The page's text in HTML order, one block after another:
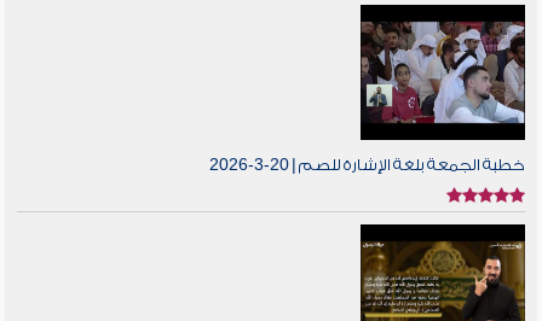
خطبة الجمعة بلغة الإشارة للصم | 20-3-2026